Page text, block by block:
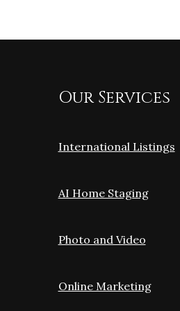
Our Services
International Listings
AI Home Staging
Photo and Video
Online Marketing